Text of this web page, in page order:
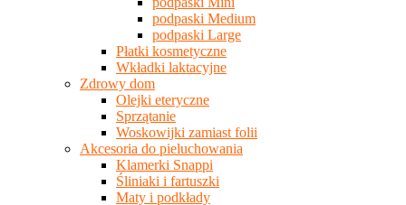
podpaski Medium
podpaski Large
Płatki kosmetyczne
Wkładki laktacyjne
Zdrowy dom
Olejki eteryczne
Sprzątanie
Woskowijki zamiast folii
Akcesoria do pieluchowania
Klamerki Snappi
Śliniaki i fartuszki
Maty i podkłady